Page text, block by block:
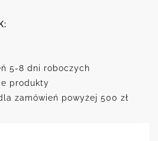
5-8 dni roboczych
produkty
zamówień powyżej 500 zł